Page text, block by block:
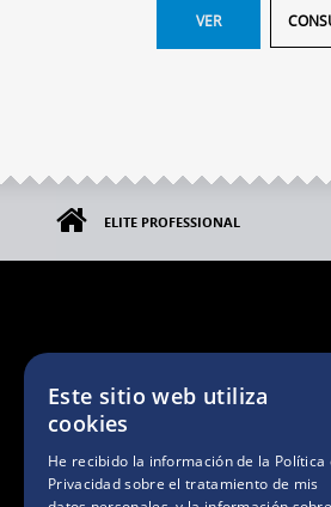
VER
ELITE PROFESSIONAL
NOSOTROS
La Empresa
La Marca
Este sitio web utiliza
cookies
He recibido la información de la Política
Privacidadsobre el tratamiento de mis